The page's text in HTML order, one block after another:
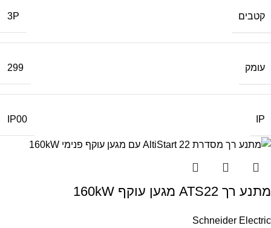
קטבים 3P
עומק 299
IP
IP00
מתנע רך ATS22 מגען עוקף 160kW
Schneider Electric